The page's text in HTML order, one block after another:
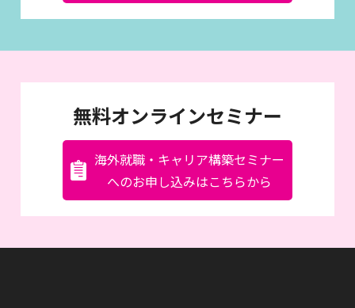
無料オンラインセミナー
海外就職・キャリア構築セミナー
へのお申し込みはこちらから